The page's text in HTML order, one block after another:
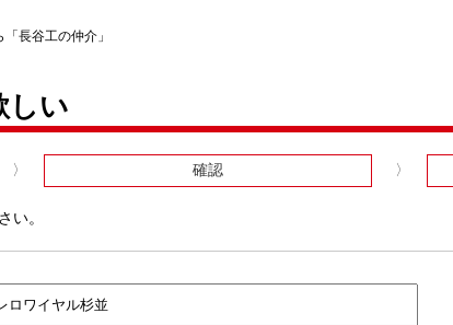
長谷工の仲介」
しい
確認
い。